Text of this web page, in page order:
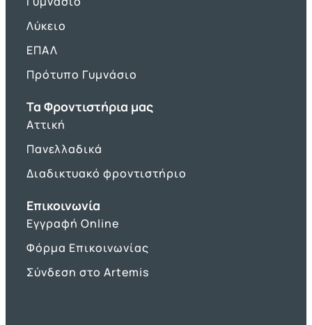
Λύκειο
ΕΠΑΛ
Πρότυπο Γυμνάσιο
Τα Φροντιστήρια μας
Αττική
Πανελλαδικά
Διαδικτυακό φροντιστήριο
Επικοινωνία
Εγγραφή Online
Φόρμα Επικοινωνίας
Σύνδεση στο Artemis